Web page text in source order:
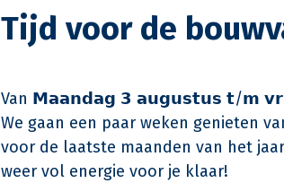
Tijd voor de
Van 𝗠𝗮𝗮𝗻𝗱𝗮𝗴 𝟯 𝗮𝘂𝗴𝘂𝘀𝘁𝘂𝘀 𝘁/𝗺
We gaan een paar weken genieten
voor de laatste maanden van het
weer vol energie voor je klaar!